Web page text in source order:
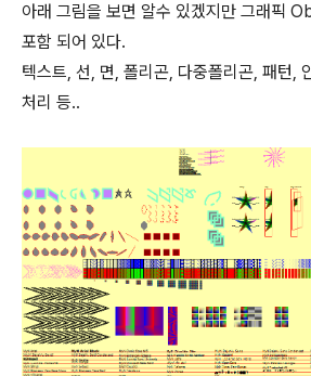
아래 그림을 보면 알수 있겠지만 그래픽
포함 되어 있다.
텍스트, 선, 면, 폴리곤, 다중폴리곤, 패턴,
처리 등..